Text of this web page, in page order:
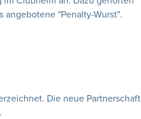
"Penalty-Wurst".
Die neue Partnerschaft